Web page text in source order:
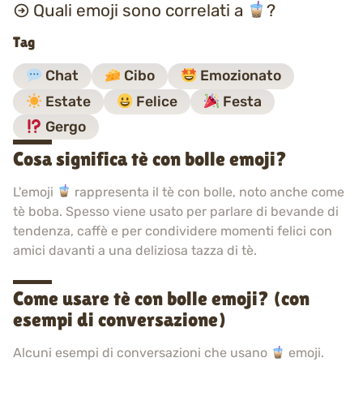
Quali emoji sono correlati a
?
Tag
Chat Cibo
Emozionato
Estate
Felice
Festa
Gergo
Cosa significa tè con bolle emoji?
L'emoji
rappresenta il tè con bolle, noto anche come
tè boba. Spesso viene usato per parlare di bevande di
tendenza, caffè e per condividere momenti felici con
amici davanti a una deliziosa tazza di tè.
Come usare tè con bolle emoji? (con
esempi di conversazione)
Alcuni esempi di conversazioni che usano emoji.